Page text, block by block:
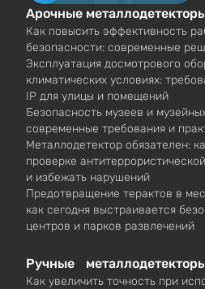
Арочные
Как повысить эффективность
безопасности: современные
Эксплуатация досмотрового
климатических условиях:
IP для улицы и помещений
Безопасность музеев и
современные требования и
Металлодетектор обязателен:
проверке
и избежать нарушений
Предотвращение терактов в
как сегодня выстраивается
центров и парков развлечений
Ручные
Как увеличить точность при